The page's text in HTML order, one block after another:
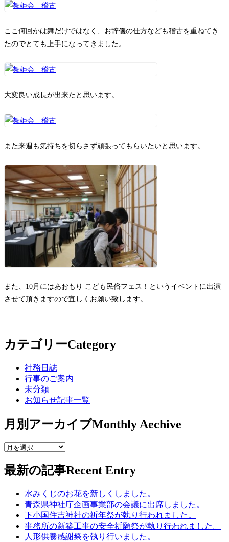
ここ何回かは舞だけではなく、お辞儀の仕方なども稽古を重ねてき
たのでとても上手になってきました。
大変良い成長が出来たと思います。
また来週も気持ちを切らさず頑張ってもらいたいと思います。
また、10月にはあおもり こども民俗フェス！というイベントに出演
させて頂きますので宜しくお願い致します。
カテゴリーCategory
社務日誌
行事のご案内
未分類
お知らせ記事一覧
月別アーカイブMonthly Aechive
最新の記事Recent Entry
水みくじのお花を新しくしました。
青森県神社庁企画事業部の会議に出席しました。
下小国住吉神社の祈年祭が執り行われました。
事務所の新築工事の安全祈願祭が執り行われました。
人形供養感謝祭を執り行いました。